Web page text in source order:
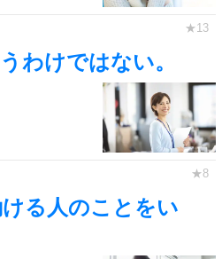
わけではない。
る人のことをい